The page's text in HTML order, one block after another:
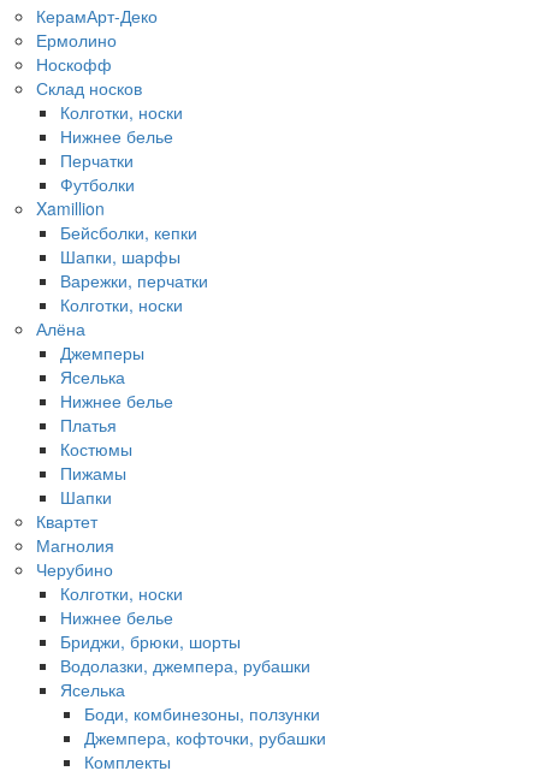
КерамАрт-Деко
Ермолино
Носкофф
Склад носков
Колготки, носки
Нижнее белье
Перчатки
Футболки
Xamillion
Бейсболки, кепки
Шапки, шарфы
Варежки, перчатки
Колготки, носки
Алёна
Джемперы
Яселька
Нижнее белье
Платья
Костюмы
Пижамы
Шапки
Квартет
Магнолия
Черубино
Колготки, носки
Нижнее белье
Бриджи, брюки, шорты
Водолазки, джемпера, рубашки
Яселька
Боди, комбинезоны, ползунки
Джемпера, кофточки, рубашки
Комплекты